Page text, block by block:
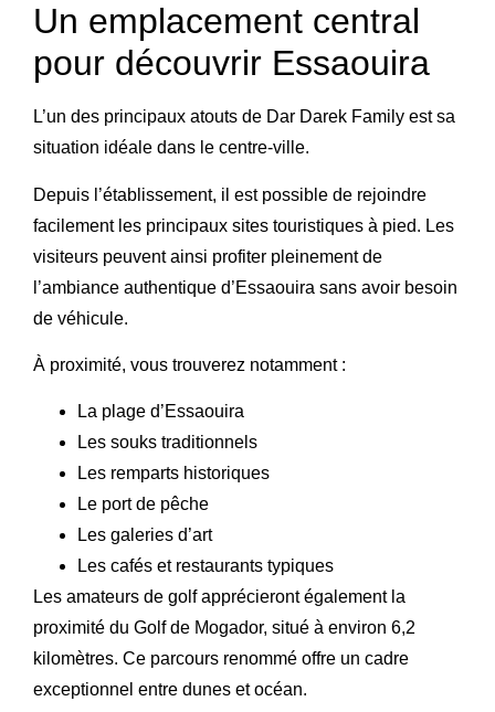
Un emplacement central
pour découvrir Essaouira
L’un des principaux atouts de Dar Darek Family est sa
situation idéale dans le centre-ville.
Depuis l’établissement, il est possible de rejoindre
facilement les principaux sites touristiques à pied. Les
visiteurs peuvent ainsi profiter pleinement de
l’ambiance authentique d’Essaouira sans avoir besoin
de véhicule.
À proximité, vous trouverez notamment :
La plage d’Essaouira
Les souks traditionnels
Les remparts historiques
Le port de pêche
Les galeries d’art
Les cafés et restaurants typiques
Les amateurs de golf apprécieront également la
proximité du Golf de Mogador, situé à environ 6,2
kilomètres. Ce parcours renommé offre un cadre
exceptionnel entre dunes et océan.